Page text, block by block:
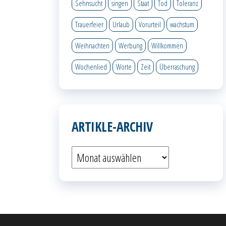
Sehnsucht singen Staat Tod Toleranz
Trauerfeier Urlaub Vorurteil wachstum
Weihnachten Werbung Willkommen
Wochenlied Worte Zeit Überraschung
ARTIKLE-ARCHIV
Artikle-